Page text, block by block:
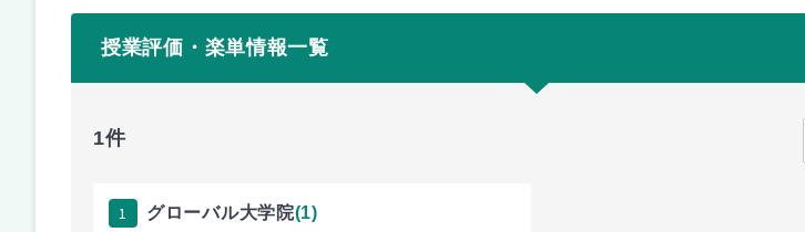
授業評価・楽単情報一覧
1件
1 グローバル大学院(1)